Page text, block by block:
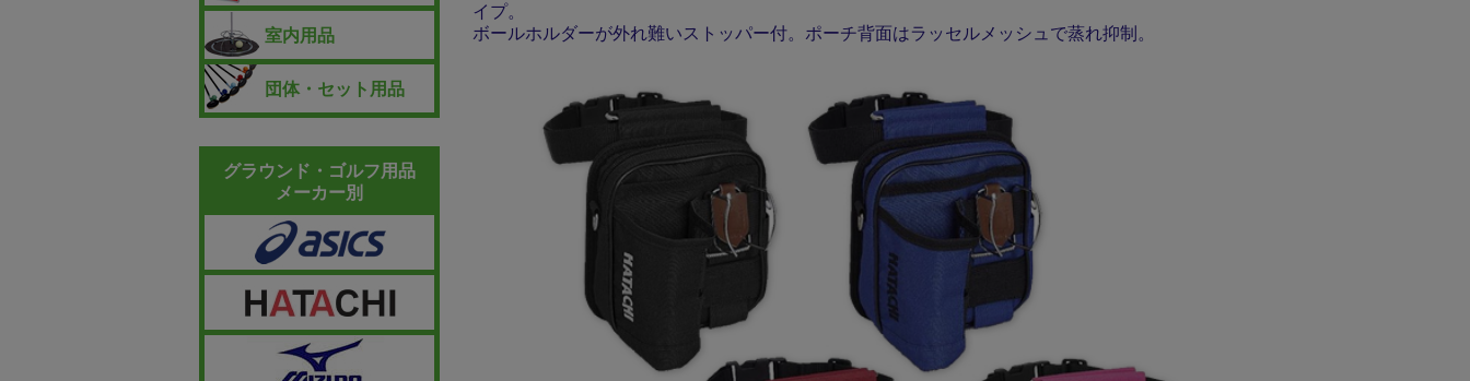
イプ。
ボールホルダーが外れ難いストッパー付。ポーチ背面はラッセルメッシュで蒸れ抑制。
室内用品
団体・セット用品
グラウンド・ゴルフ用品
メーカー別